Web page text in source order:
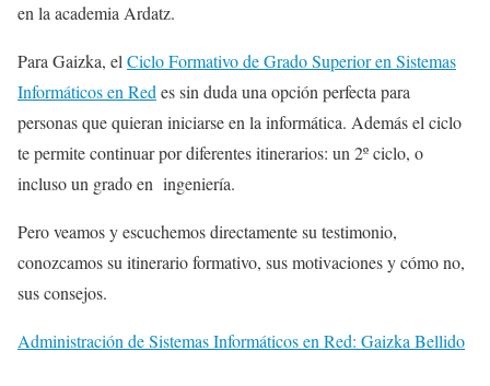
en la academia Ardatz.
Para Gaizka, el Ciclo Formativo de Grado Superior en Sistemas
Informáticos en Red es sin duda una opción perfecta para
personas que quieran iniciarse en la informática. Además el ciclo
te permite continuar por diferentes itinerarios: un 2º ciclo, o
incluso un grado en ingeniería.
Pero veamos y escuchemos directamente su testimonio,
conozcamos su itinerario formativo, sus motivaciones y cómo no,
sus consejos.
Administración de Sistemas Informáticos en Red: Gaizka Bellido